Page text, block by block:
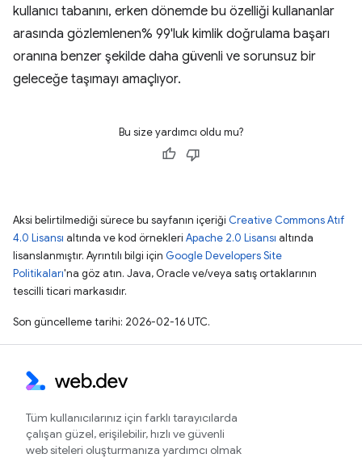
kullanıcı tabanını, erken dönemde bu özelliği kullananlar
arasında gözlemlenen% 99'luk kimlik doğrulama başarı
oranına benzer şekilde daha güvenli ve sorunsuz bir
geleceğe taşımayı amaçlıyor.
Bu size yardımcı oldu mu?
Aksi belirtilmediği sürece bu sayfanın içeriği Creative Commons Atıf
4.0 Lisansı altında ve kod örnekleri Apache 2.0 Lisansı altında
lisanslanmıştır. Ayrıntılı bilgi için Google Developers Site
Politikaları'na göz atın. Java, Oracle ve/veya satış ortaklarının
tescilli ticari markasıdır.
Son güncelleme tarihi: 2026-02-16 UTC.
Tüm kullanıcılarınız için farklı tarayıcılarda
çalışan güzel, erişilebilir, hızlı ve güvenli
web siteleri oluşturmanıza yardımcı olmak